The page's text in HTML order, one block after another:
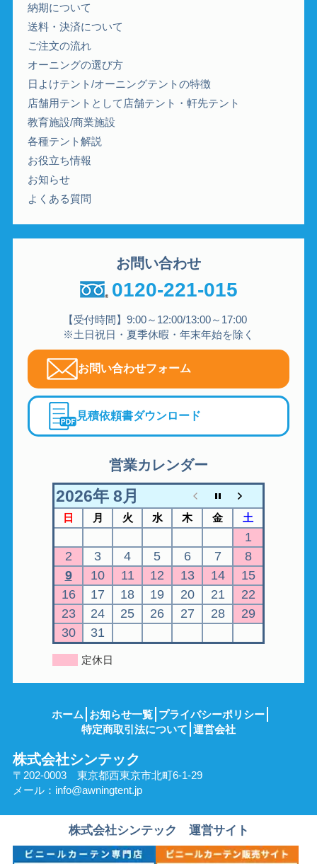
納期について
送料・決済について
ご注文の流れ
オーニングの選び方
日よけテント/オーニングテントの特徴
店舗用テントとして店舗テント・軒先テント
教育施設/商業施設
各種テント解説
お役立ち情報
お知らせ
よくある質問
お問い合わせ
0120-221-015
【受付時間】9:00～12:00/13:00～17:00
※土日祝日・夏季休暇・年末年始を除く
お問い合わせフォーム
見積依頼書ダウンロード
営業カレンダー
2026年 8月
日 月 火 水 木 金 土
1
2
3 4 5 6 7
8
9
10 11 12 13 14
15
16
17 18 19 20 21
22
23
24 25 26 27 28
29
30
31
定休日
ホーム お知らせ一覧 プライバシーポリシー
特定商取引法について 運営会社
株式会社シンテック
〒202-0003 東京都西東京市北町6-1-29
メール： info@awningtent.jp
株式会社シンテック 運営サイト